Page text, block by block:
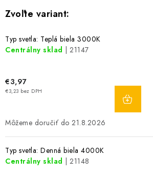
Typ svetla: Teplá biela 3000K
Centrálny sklad
| 21147
€3,97
€3,23 bez DPH
21.8.2026
Typ svetla: Denná biela 4000K
Centrálny sklad
| 21148